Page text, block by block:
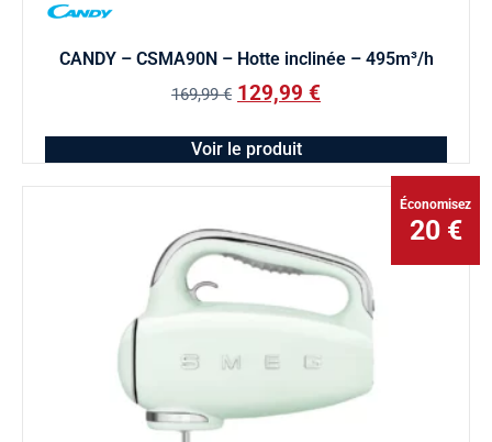
CANDY – CSMA90N – Hotte inclinée – 495m³/h
169,99€ 129,99 €
Voir le produit
Économisez
20 €